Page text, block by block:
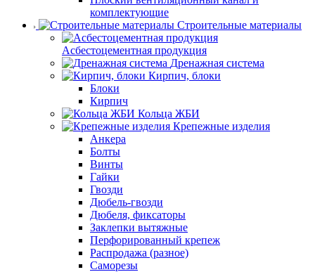
комплектующие
Строительные материалы
Асбестоцементная продукция
Дренажная система
Кирпич, блоки
Блоки
Кирпич
Кольца ЖБИ
Крепежные изделия
Анкера
Болты
Винты
Гайки
Гвозди
Дюбель-гвозди
Дюбеля, фиксаторы
Заклепки вытяжные
Перфорированный крепеж
Распродажа (разное)
Саморезы